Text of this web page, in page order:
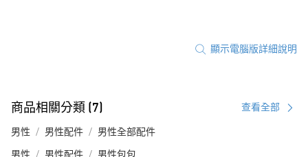
顯示電腦版詳細說明
商品相關分類 (7) 查看全部
男性 男性配件 男性全部配件